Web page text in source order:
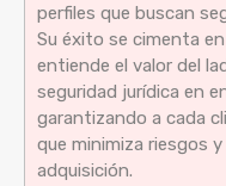
perfiles que buscan
Su éxito se cimenta
entiende el valor del
seguridad jurídica en
garantizando a cada
que minimiza riesgos
adquisición.